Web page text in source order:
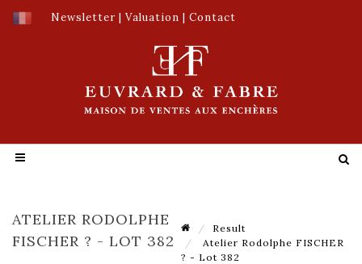
Newsletter | Valuation | Contact
ATELIER RODOLPHE
FISCHER ? - LOT 382
Result
Atelier Rodolphe FISCHER
? - Lot 382